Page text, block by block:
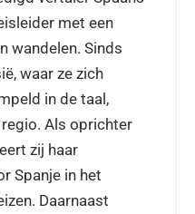
met een
wandelen. Sinds
waar ze zich
in de taal,
Als oprichter
zij haar
Spanje in het
Daarnaast